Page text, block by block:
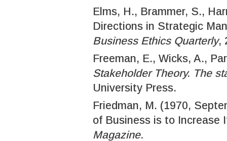
Elms, H., Brammer, S.,
Directions in Strategic
Business Ethics Quarterly,
Freeman, E., Wicks, A.,
Stakeholder Theory. The
University Press.
Friedman, M. (1970,
of Business is to Increase
Magazine.